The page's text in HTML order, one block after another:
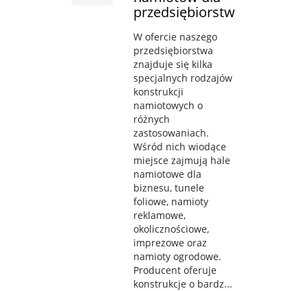
przedsiębiorstw
W ofercie naszego
przedsiębiorstwa
znajduje się kilka
specjalnych rodzajów
konstrukcji
namiotowych o
różnych
zastosowaniach.
Wśród nich wiodące
miejsce zajmują hale
namiotowe dla
biznesu, tunele
foliowe, namioty
reklamowe,
okolicznościowe,
imprezowe oraz
namioty ogrodowe.
Producent oferuje
konstrukcje o bardz...